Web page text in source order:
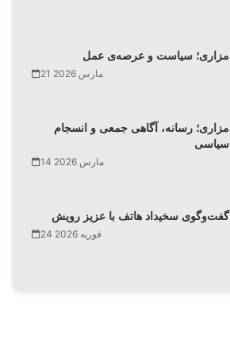
مزاری؛ سیاست و عرصه‌ی عمل
21 مارس 2026
مزاری؛ رسانه، آگاهی جمعی و انسجام
سیاسی
14 مارس 2026
گفت‌وگوی سخیداد هاتف با عزیز رویش
24 فوریه 2026